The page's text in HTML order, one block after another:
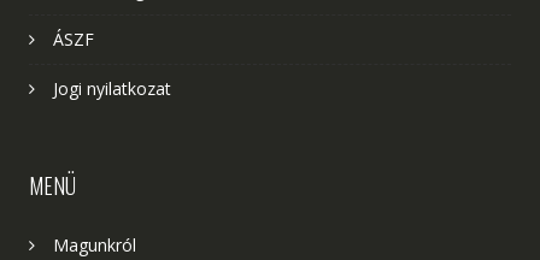
ÁSZF
Jogi nyilatkozat
MENÜ
Magunkról